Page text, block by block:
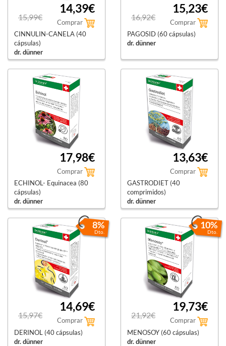
15,99€
14,39€
Comprar
CINNULIN-CANELA (40
cápsulas)
dr. dünner
16,92€
15,23€
Comprar
PAGOSID (60 cápsulas)
dr. dünner
17,98€
Comprar
ECHINOL- Equinacea (80
cápsulas)
dr. dünner
13,63€
Comprar
GASTRODIET (40
comprimidos)
dr. dünner
8%
Dto.
15,97€
14,69€
Comprar
DERINOL (40 cápsulas)
dr. dünner
10%
Dto.
21,92€
19,73€
Comprar
MENOSOY (60 cápsulas)
dr. dünner